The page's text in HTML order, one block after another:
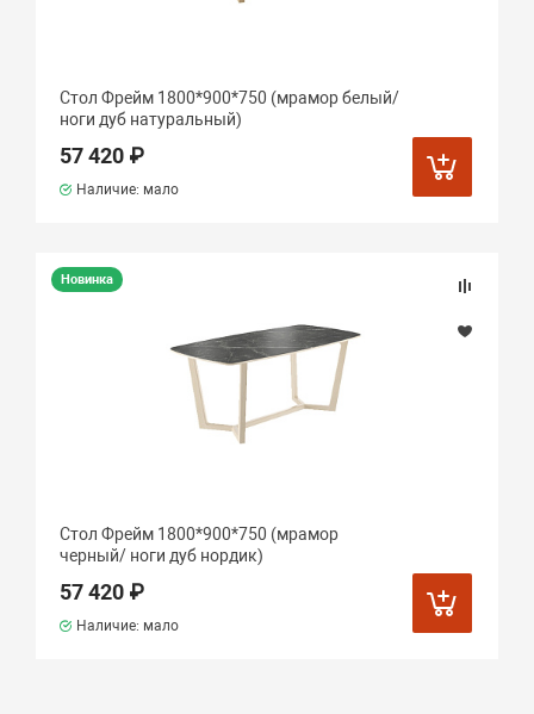
Стол Фрейм 1800*900*750 (мрамор белый/
ноги дуб натуральный)
57 420 ₽
Наличие: мало
Новинка
Стол Фрейм 1800*900*750 (мрамор
черный/ ноги дуб нордик)
57 420 ₽
Наличие: мало